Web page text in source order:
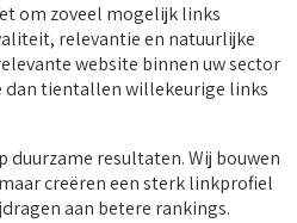
om zoveel mogelijk links
relevantie en natuurlijke
website binnen uw sector
dan tientallen willekeurige links
duurzame resultaten. Wij bouwen
creëren een sterk linkprofiel
aan betere rankings.